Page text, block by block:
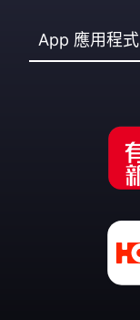
App 應用程式